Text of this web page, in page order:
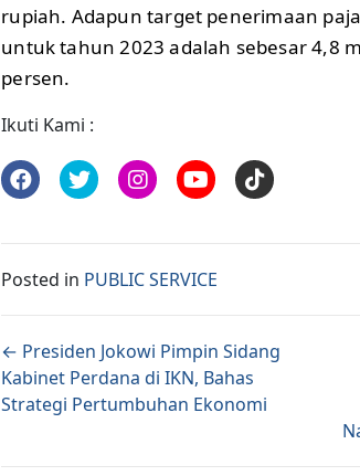
rupiah. Adapun target penerimaan
untuk tahun 2023 adalah sebesar 4,8
persen.
Ikuti Kami :
Posted in PUBLIC SERVICE
Posts navigation
← Presiden Jokowi Pimpin Sidang
Kabinet Perdana di IKN, Bahas
Strategi Pertumbuhan Ekonomi